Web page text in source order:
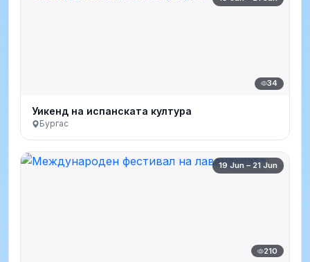
34
Уикенд на испанската култура
Бургас
19 Jun – 21 Jun
210